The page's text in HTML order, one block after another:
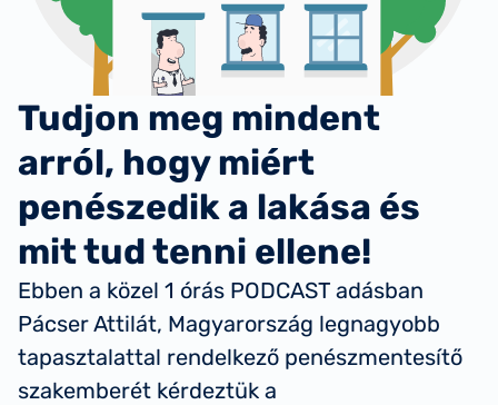
Esettanulmányok
Kapcsolat
Média
Tudjon meg mindent
arról, hogy miért
penészedik a lakása és
mit tud tenni ellene!
Ebben a közel 1 órás PODCAST adásban
Pácser Attilát, Magyarország legnagyobb
tapasztalattal rendelkező penészmentesítő
szakemberét kérdeztük a